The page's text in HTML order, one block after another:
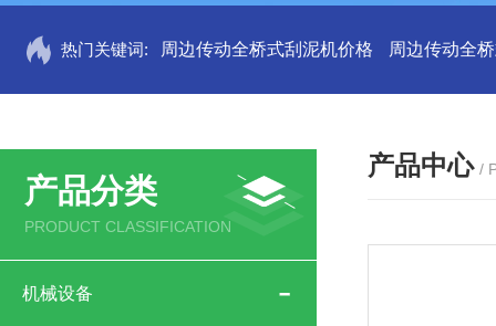
热门关键词: 周边传动全桥式刮泥机价格 周边传动全
产品分类
PRODUCT CLASSIFICATION
机械设备
产品中心 /